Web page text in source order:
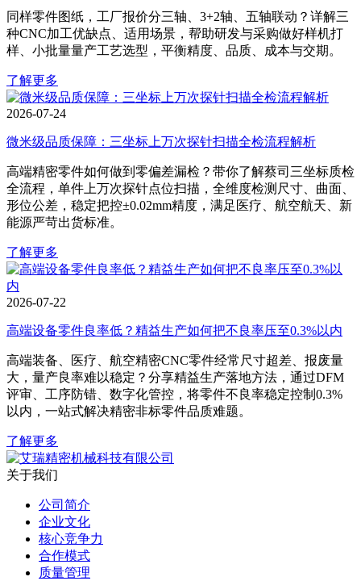
同样零件图纸，工厂报价分三轴、3+2轴、五轴联动？详解三
种CNC加工优缺点、适用场景，帮助研发与采购做好样机打
样、小批量量产工艺选型，平衡精度、品质、成本与交期。
了解更多
2026-07-24
微米级品质保障：三坐标上万次探针扫描全检流程解析
高端精密零件如何做到零偏差漏检？带你了解蔡司三坐标质检
全流程，单件上万次探针点位扫描，全维度检测尺寸、曲面、
形位公差，稳定把控±0.02mm精度，满足医疗、航空航天、新
能源严苛出货标准。
了解更多
2026-07-22
高端设备零件良率低？精益生产如何把不良率压至0.3%以内
高端装备、医疗、航空精密CNC零件经常尺寸超差、报废量
大，量产良率难以稳定？分享精益生产落地方法，通过DFM
评审、工序防错、数字化管控，将零件不良率稳定控制0.3%
以内，一站式解决精密非标零件品质难题。
了解更多
关于我们
公司简介
企业文化
核心竞争力
合作模式
质量管理